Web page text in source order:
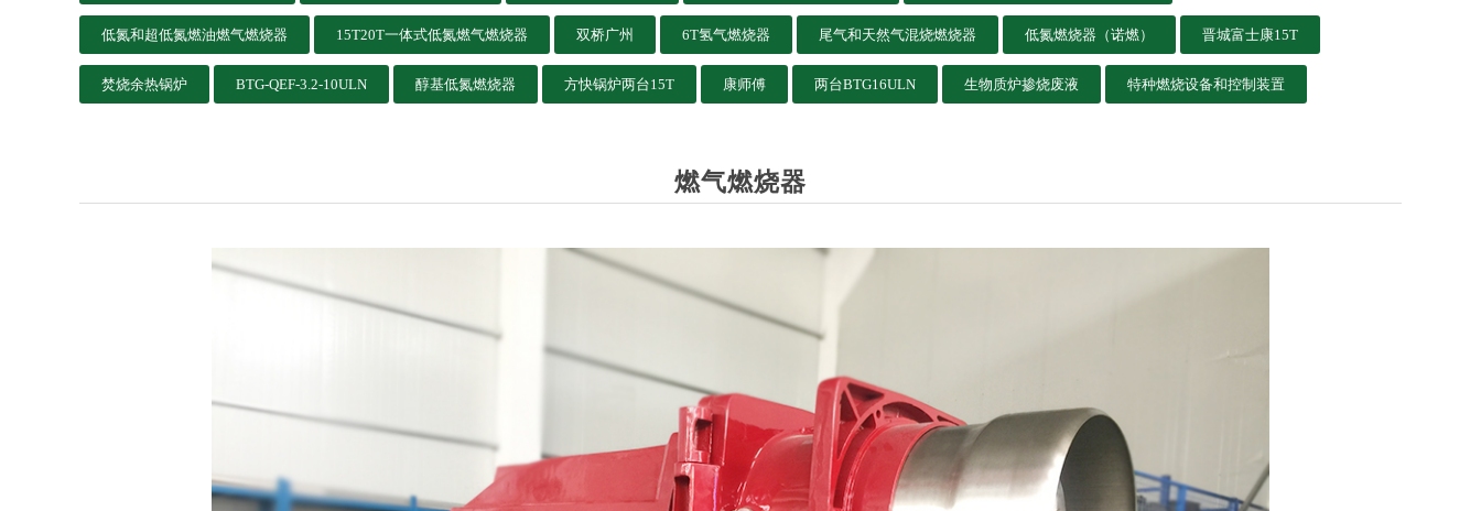
低氮和超低氮燃油燃气燃烧器 15T20T一体式低氮燃气燃烧器 双桥广州 6T氢气燃烧器 尾气和天然气混烧燃烧器 低氮燃烧器（诺燃） 晋城富士康15T
焚烧余热锅炉 BTG-QEF-3.2-10ULN 醇基低氮燃烧器 方快锅炉两台15T 康师傅 两台BTG16ULN 生物质炉掺烧废液 特种燃烧设备和控制装置
燃气燃烧器